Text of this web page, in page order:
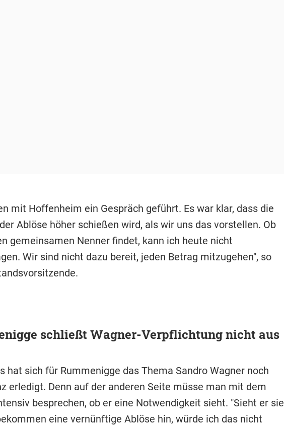
mit Hoffenheim ein Gespräch geführt. Es war klar, dass die
Ablöse höher schießen wird, als wir uns das vorstellen. Ob
gemeinsamen Nenner findet, kann ich heute nicht
Wir sind nicht dazu bereit, jeden Betrag mitzugehen", so
schließt Wagner-Verpflichtung nicht aus
hat sich für Rummenigge das Thema Sandro Wagner noch
erledigt. Denn auf der anderen Seite müsse man mit dem
besprechen, ob er eine Notwendigkeit sieht. "Sieht er sie
eine vernünftige Ablöse hin, würde ich das nicht